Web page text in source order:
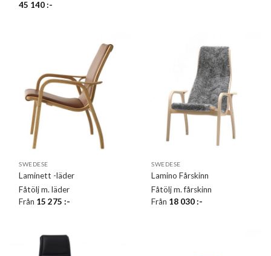
45 140:-
SWEDESE
Laminett -läder
Fåtölj m. läder
Från 15 275:-
SWEDESE
Lamino Fårskinn
Fåtölj m. fårskinn
Från 18 030:-